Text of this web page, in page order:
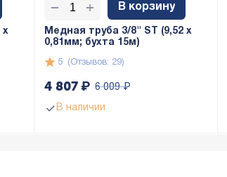
х
Медная труба 3/8" ST (9,52 х
0,81мм; бухта 15м)
(Отзывов: 29)
5
В наличии
6 009 ₽
4 807₽
В корзину
+
−